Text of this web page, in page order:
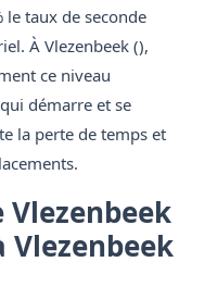
taux de seconde
À Vlezenbeek (),
ce niveau
démarre et se
la perte de temps et
Vlezenbeek